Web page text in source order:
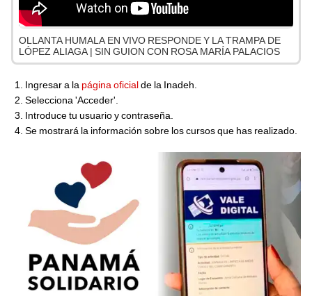
OLLANTA HUMALA EN VIVO RESPONDE Y LA TRAMPA DE
LÓPEZ ALIAGA | SIN GUION CON ROSA MARÍA PALACIOS
Ingresar a la página oficialde la Inadeh.
Selecciona 'Acceder'.
Introduce tu usuario y contraseña.
Se mostrará la información sobre los cursos que has realizado.